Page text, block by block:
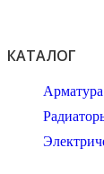
КАТАЛОГ